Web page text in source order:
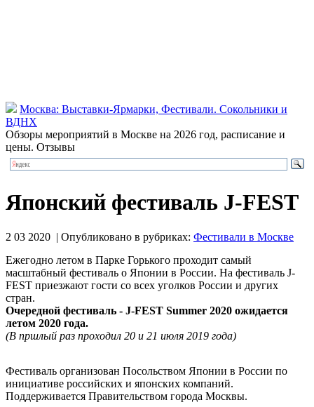
Москва: Выставки-Ярмарки, Фестивали. Сокольники и
ВДНХ
Обзоры мероприятий в Москве на 2026 год, расписание и
цены. Отзывы
Японский фестиваль J-FEST
2 03 2020 | Опубликовано в рубриках: Фестивали в Москве
Ежегодно летом в Парке Горького проходит самый
масштабный фестиваль о Японии в России. На фестиваль J-
FEST приезжают гости со всех уголков России и других
стран.
Очередной фестиваль - J-FEST Summer 2020 ожидается
летом 2020 года.
(В пршлый раз проходил 20 и 21 июля 2019 года)
Фестиваль организован Посольством Японии в России по
инициативе российских и японских компаний.
Поддерживается Правительством города Москвы.